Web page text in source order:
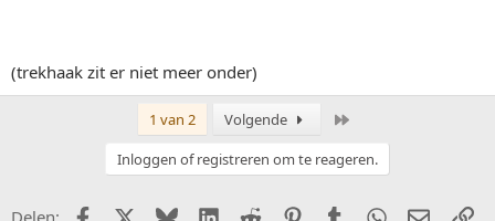
(trekhaak zit er niet meer onder)
1 van 2 Volgende
Inloggen of registreren om te reageren.
FacebookX (Twitter)
BlueskyLinkedIn
Reddit PinterestTumblr WhatsApp
E-mail